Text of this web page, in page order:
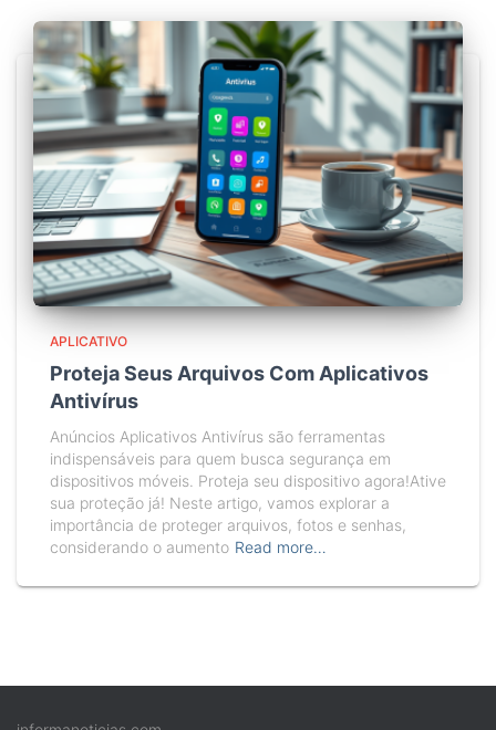
APLICATIVO
Proteja Seus Arquivos Com Aplicativos
Antivírus
Anúncios Aplicativos Antivírus são ferramentas
indispensáveis para quem busca segurança em
dispositivos móveis. Proteja seu dispositivo agora!Ative
sua proteção já! Neste artigo, vamos explorar a
importância de proteger arquivos, fotos e senhas,
considerando o aumento Read more…